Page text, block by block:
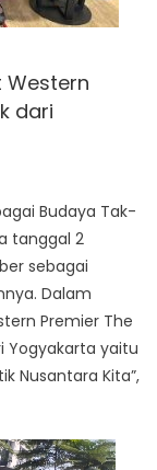
Western
dari
Budaya Tak-
tanggal 2
sebagai
Dalam
Premier The
Yogyakarta yaitu
Nusantara Kita”,